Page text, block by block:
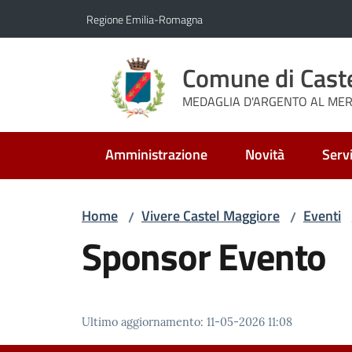
Regione Emilia-Romagna
Comune di
MEDAGLIA D'ARGENTO AL
Amministrazione Novità
Home / Vivere Castel Maggiore / Eventi
Sponsor Evento
Ultimo aggiornamento: 11-05-2026 11:08